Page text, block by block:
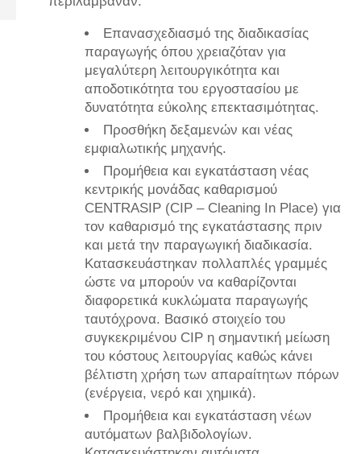
Επανασχεδιασμό της διαδικασίας
παραγωγής όπου χρειαζόταν για
μεγαλύτερη λειτουργικότητα και
αποδοτικότητα του εργοστασίου με
δυνατότητα εύκολης επεκτασιμότητας.
Προσθήκη δεξαμενών και νέας
εμφιαλωτικής μηχανής.
Προμήθεια και εγκατάσταση νέας
κεντρικής μονάδας καθαρισμού
CENTRASIP (CIP – Cleaning In Place) για
τον καθαρισμό της εγκατάστασης πριν
και μετά την παραγωγική διαδικασία.
Κατασκευάστηκαν πολλαπλές γραμμές
ώστε να μπορούν να καθαρίζονται
διαφορετικά κυκλώματα παραγωγής
ταυτόχρονα. Βασικό στοιχείο του
συγκεκριμένου CIP η σημαντική μείωση
του κόστους λειτουργίας καθώς κάνει
βέλτιστη χρήση των απαραίτητων πόρων
(ενέργεια, νερό και χημικά).
Προμήθεια και εγκατάσταση νέων
αυτόματων βαλβιδoλογίων.